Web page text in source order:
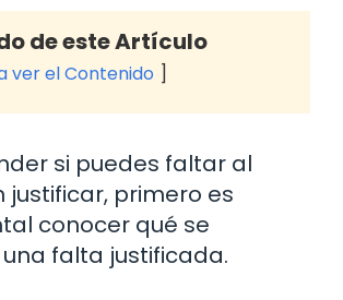
de este Artículo
ver el Contenido
si puedes faltar al
justificar, primero es
conocer qué se
falta justificada.